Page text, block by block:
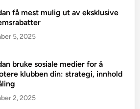
få mest mulig ut av eksklusive
5, 2025
bruke sosiale medier for å
klubben din: strategi, innhold
2, 2025